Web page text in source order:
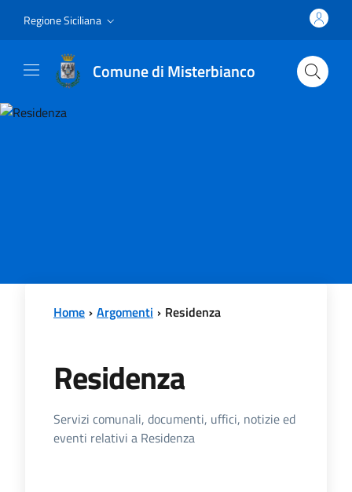
Regione Siciliana
Comune di Misterbianco
Home Argomenti Residenza
Residenza
Dettagli dell'Argomento
Servizi comunali, documenti, uffici, notizie ed
eventi relativi a Residenza